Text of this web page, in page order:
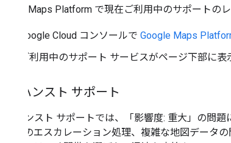
Google Maps Platform で現在ご利用中のサポートの
Google Cloud コンソールで Google Maps
ご利用中のサポート サービスがページ下部に表
エンハンスト サポート
エンハンスト サポートでは、「影響度: 重大」の問
ケースのエスカレーション処理、複雑な地図データ